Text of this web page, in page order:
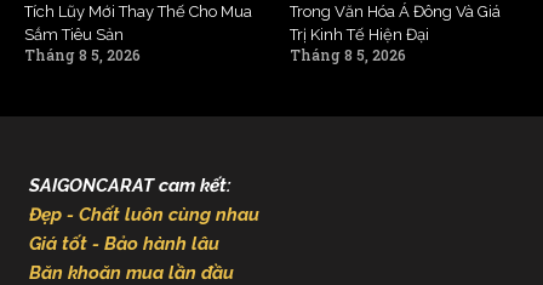
Tích Lũy Mới Thay Thế Cho Mua
Sắm Tiêu Sản
Tháng 8 5, 2026
Trong Văn Hóa Á Đông Và Giá
Trị Kinh Tế Hiện Đại
Tháng 8 5, 2026
SAIGONCARAT cam kết:
Đẹp - Chất luôn cùng nhau
Giá tốt - Bảo hành lâu
Băn khoăn mua lần đầu